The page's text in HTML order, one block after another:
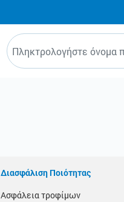
Διασφάλιση Ποιότητας
Ασφάλεια τροφίμων